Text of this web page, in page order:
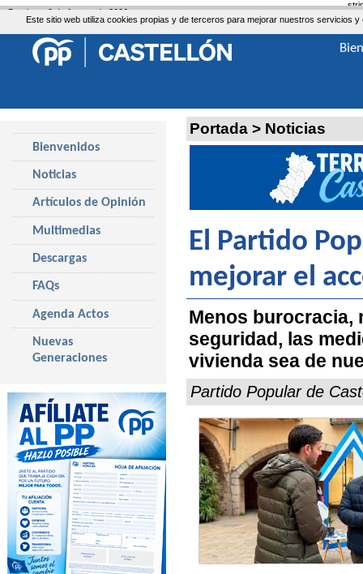
Este sitio web utiliza cookies propias y de terceros para mejorar nuestros servicios
Portada > Noticias
El Partido
mejorar el
Menos burocracia,
seguridad, las
vivienda sea de
Partido Popular de
Bienvenidos
Noticias
Artículos de Opinión
Multimedias
Descargas
FAQs
Agenda Actos
Nuevas
Generaciones
Domingo, 9 de Agosto de 2026